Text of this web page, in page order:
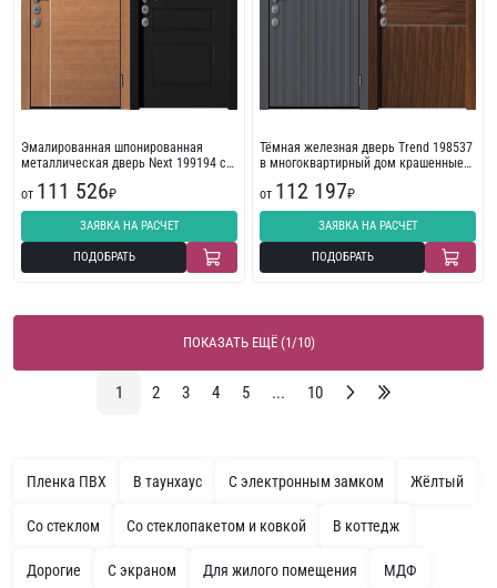
Эмалированная шпонированная
металлическая дверь Next 199194 с
от 111 526₽
ЗАЯВКА НА РАСЧЕТ
ПОДОБРАТЬ
Тёмная железная дверь Trend 198537
в многоквартирный дом крашенные
от 112 197₽
ЗАЯВКА НА РАСЧЕТ
ПОДОБРАТЬ
ПОКАЗАТЬ ЕЩЁ (1/10)
1 2 3 4 5 ... 10
Пленка ПВХ В таунхаус С электронным замком Жёлтый
Со стеклом Со стеклопакетом и ковкой В коттедж
Дорогие С экраном Для жилого помещения МДФ